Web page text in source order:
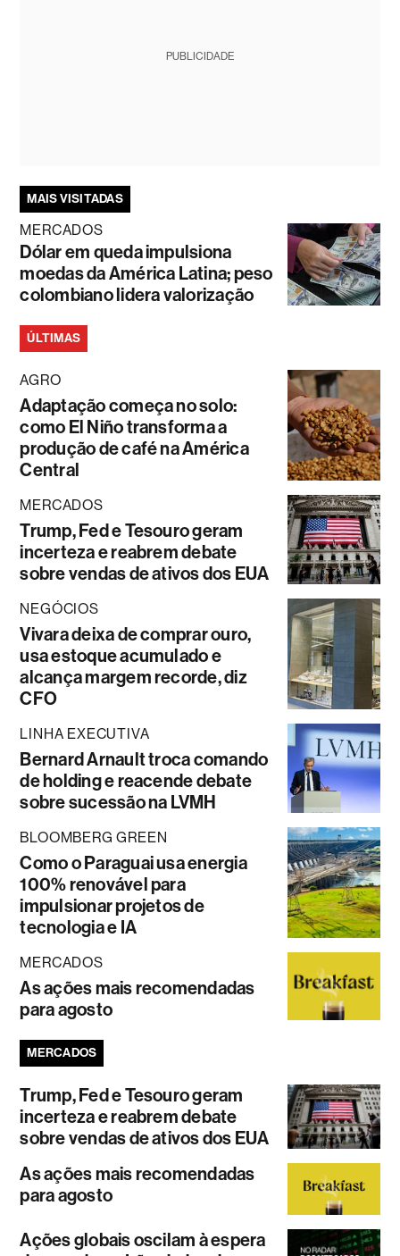
PUBLICIDADE
MAIS VISITADAS
MERCADOS
Dólar em queda impulsiona
moedas da América Latina; peso
colombiano lidera valorização
ÚLTIMAS
AGRO
Adaptação começa no solo:
como El Niño transforma a
produção de café na América
Central
MERCADOS
Trump, Fed e Tesouro geram
incerteza e reabrem debate
sobre vendas de ativos dos EUA
NEGÓCIOS
Vivara deixa de comprar ouro,
usa estoque acumulado e
alcança margem recorde, diz
CFO
LINHA EXECUTIVA
Bernard Arnault troca comando
de holding e reacende debate
sobre sucessão na LVMH
BLOOMBERG GREEN
Como o Paraguai usa energia
100% renovável para
impulsionar projetos de
tecnologia e IA
MERCADOS
As ações mais recomendadas
para agosto
MERCADOS
Trump, Fed e Tesouro geram
incerteza e reabrem debate
sobre vendas de ativos dos EUA
As ações mais recomendadas
para agosto
Ações globais oscilam à espera